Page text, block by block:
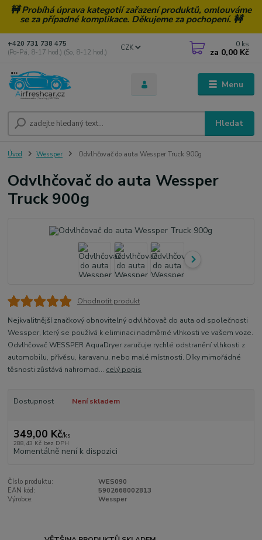
🚧 Probíhá úprava kategotií zařazení produktů, omlouváme
se za případné komplikace. Děkujeme za pochopení. 🚧
Menu
CZK
Hledat
+420 731 738 475
(Po-Pá, 8-17 hod.) (So, 8-12 hod.)
0 ks
za 0,00 Kč
Úvod Wessper Odvlhčovač do auta Wessper Truck 900g
Odvlhčovač do auta Wessper
Truck 900g
Ohodnotit produkt
Nejkvalitnější značkový obnovitelný odvlhčovač do auta od společnosti
Wessper, který se používá k eliminaci nadměrné vlhkosti ve vašem voze.
Odvlhčovač WESSPER AquaDryer zaručuje rychlé odstranění vlhkosti z
automobilu, přívěsu, karavanu, nebo malé místnosti. Díky mimořádné
těsnosti zůstává nahromad... celý popis
Dostupnost Není skladem
349,00 Kč/ks
288,43 Kč bez DPH
Momentálně není k dispozici
Číslo produktu:
WES090
EAN kód:
5902668002813
Výrobce:
Wessper